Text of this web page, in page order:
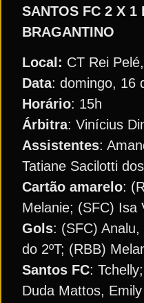
SANTOS FC 2 X 1
BRAGANTINO
Local: CT Rei
Data: domingo, 16
Horário: 15h
Árbitra: Vinícius
Assistentes:
Tatiane Sacilotti
Cartão amarelo:
Melanie; (SFC) Isa
Gols: (SFC) Analu,
do 2ºT; (RBB)
Santos FC:
Duda Mattos,